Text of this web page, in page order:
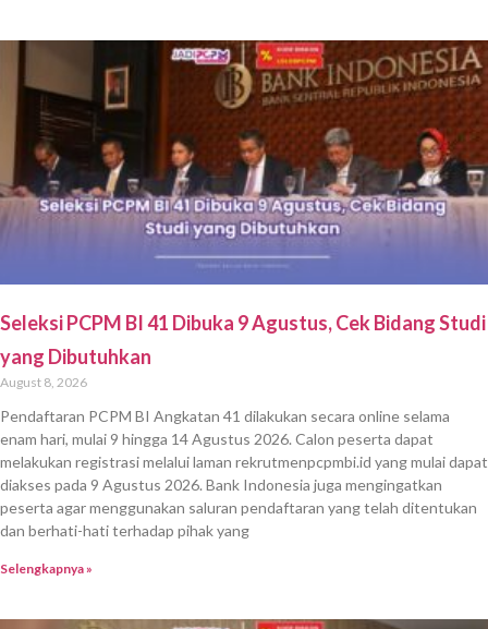
Seleksi PCPM BI 41 Dibuka 9 Agustus, Cek Bidang Studi
yang Dibutuhkan
August 8, 2026
Pendaftaran PCPM BI Angkatan 41 dilakukan secara online selama
enam hari, mulai 9 hingga 14 Agustus 2026. Calon peserta dapat
melakukan registrasi melalui laman rekrutmenpcpmbi.id yang mulai dapat
diakses pada 9 Agustus 2026. Bank Indonesia juga mengingatkan
peserta agar menggunakan saluran pendaftaran yang telah ditentukan
dan berhati-hati terhadap pihak yang
Selengkapnya »